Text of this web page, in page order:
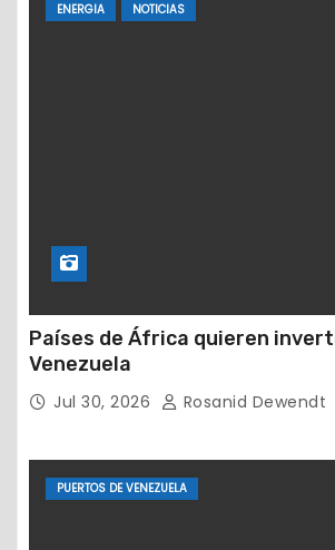
ENERGIA NOTICIAS
Países de África quieren
Venezuela
Jul 30, 2026 Rosanid Dewendt
PUERTOS DE VENEZUELA